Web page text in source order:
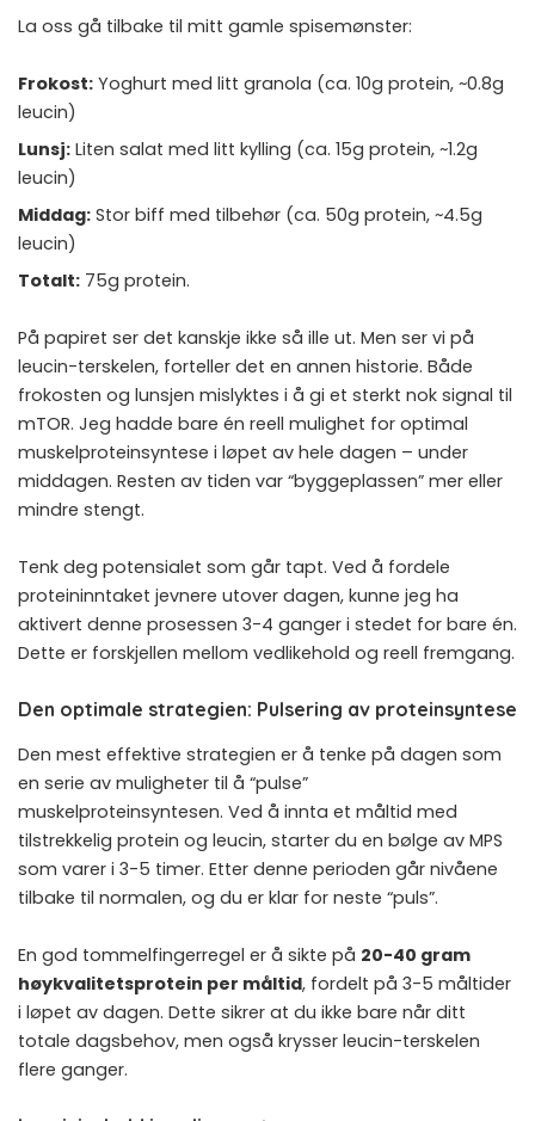
La oss gå tilbake til mitt gamle spisemønster:
Frokost: Yoghurt med litt granola (ca. 10g protein, ~0.8g
leucin)
Lunsj: Liten salat med litt kylling (ca. 15g protein, ~1.2g
leucin)
Middag: Stor biff med tilbehør (ca. 50g protein, ~4.5g
leucin)
Totalt: 75g protein.
På papiret ser det kanskje ikke så ille ut. Men ser vi på
leucin-terskelen, forteller det en annen historie. Både
frokosten og lunsjen mislyktes i å gi et sterkt nok signal til
mTOR. Jeg hadde bare én reell mulighet for optimal
muskelproteinsyntese i løpet av hele dagen – under
middagen. Resten av tiden var “byggeplassen” mer eller
mindre stengt.
Tenk deg potensialet som går tapt. Ved å fordele
proteininntaket jevnere utover dagen, kunne jeg ha
aktivert denne prosessen 3-4 ganger i stedet for bare én.
Dette er forskjellen mellom vedlikehold og reell fremgang.
Den optimale strategien: Pulsering av proteinsyntese
Den mest effektive strategien er å tenke på dagen som
en serie av muligheter til å “pulse”
muskelproteinsyntesen. Ved å innta et måltid med
tilstrekkelig protein og leucin, starter du en bølge av MPS
som varer i 3-5 timer. Etter denne perioden går nivåene
tilbake til normalen, og du er klar for neste “puls”.
En god tommelfingerregel er å sikte på 20-40 gram
høykvalitetsprotein per måltid, fordelt på 3-5 måltider
i løpet av dagen. Dette sikrer at du ikke bare når ditt
totale dagsbehov, men også krysser leucin-terskelen
flere ganger.